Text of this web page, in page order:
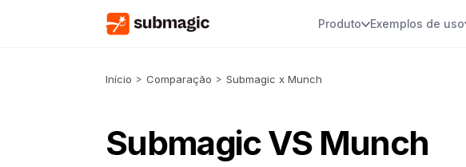
Produto Exemplos de uso
Início > Comparação > Submagic x Munch
Submagic VS Munch